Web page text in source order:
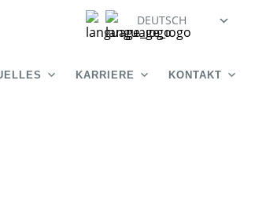
DEUTSCH
KARRIERE KONTAKT